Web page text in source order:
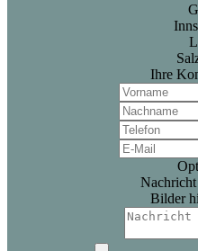
Ihre
Bilder